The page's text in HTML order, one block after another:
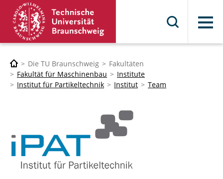
Menü
Die TU Braunschweig
Fakultäten
Fakultät für Maschinenbau
Institute
Institut für Partikeltechnik
Institut Team